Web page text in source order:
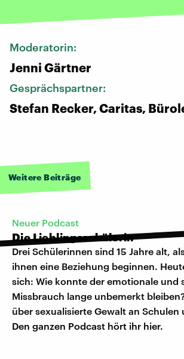
Moderatorin:
Jenni Gärtner
Gesprächspartner:
Stefan Recker, Caritas,
Weitere Beiträge
Neuer Podcast
Die Lieblingsschülerin
Drei Schülerinnen sind 15 Jahre alt,
ihnen eine Beziehung beginnen.
sich: Wie konnte der emotionale und
Missbrauch lange unbemerkt
über sexualisierte Gewalt an Schulen
Den ganzen Podcast hört ihr hier.